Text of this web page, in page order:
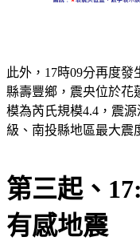
此外，17時09分再度
縣壽豐鄉，震央位於花
模為芮氏規模4.4，震
級、南投縣地區最大震
第三起、
有感地震